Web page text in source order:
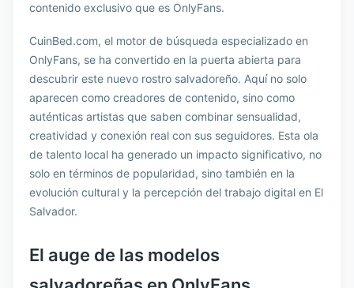
contenido exclusivo que es OnlyFans.
CuinBed.com, el motor de búsqueda especializado en
OnlyFans, se ha convertido en la puerta abierta para
descubrir este nuevo rostro salvadoreño. Aquí no solo
aparecen como creadores de contenido, sino como
auténticas artistas que saben combinar sensualidad,
creatividad y conexión real con sus seguidores. Esta ola
de talento local ha generado un impacto significativo, no
solo en términos de popularidad, sino también en la
evolución cultural y la percepción del trabajo digital en El
Salvador.
El auge de las modelos